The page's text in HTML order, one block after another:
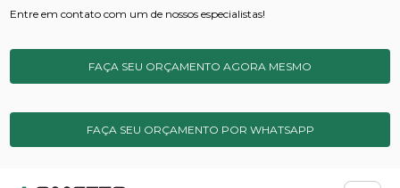
Entre em contato com um de nossos especialistas!
FAÇA SEU ORÇAMENTO AGORA MESMO
FAÇA SEU ORÇAMENTO POR WHATSAPP